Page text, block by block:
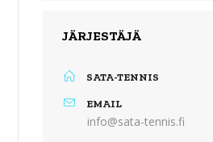
JÄRJESTÄJÄ
SATA-TENNIS
EMAIL
info@sata-tennis.fi